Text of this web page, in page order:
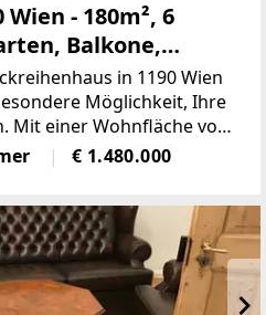
- 180m², 6
Balkone,
uvm.
in 1190 Wien
Möglichkeit, Ihre
Mit einer Wohnfläche von
für eine Familie
6 Zimmer und ist in einem
€ 1.480.000